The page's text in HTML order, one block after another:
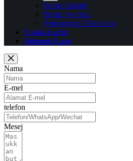
Berita Industri
Berita Syarikat
Perkongsian Teknologi
Soalan Lazim
Hubungi Kami
Nama
E-mel
telefon
Mesej